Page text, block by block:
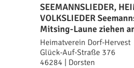
SEEMANNSLIEDER,
VOLKSLIEDER
Mitsing-Laune ziehen
September, um 17
Heimatverein Dorf-Hervest
Glück-Auf-Straße 376
46284 | Dorsten